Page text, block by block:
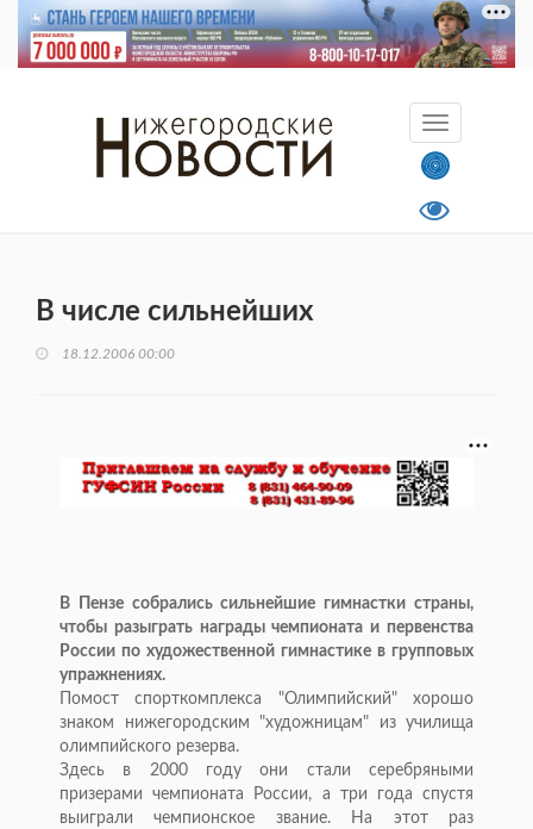
В числе сильнейших
18.12.2006 00:00
В Пензе собрались сильнейшие гимнастки страны,
чтобы разыграть награды чемпионата и первенства
России по художественной гимнастике в групповых
упражнениях.
Помост спорткомплекса "Олимпийский" хорошо
знаком нижегородским "художницам" из училища
олимпийского резерва.
Здесь в 2000 году они стали серебряными
призерами чемпионата России, а три года спустя
выиграли чемпионское звание. На этот раз